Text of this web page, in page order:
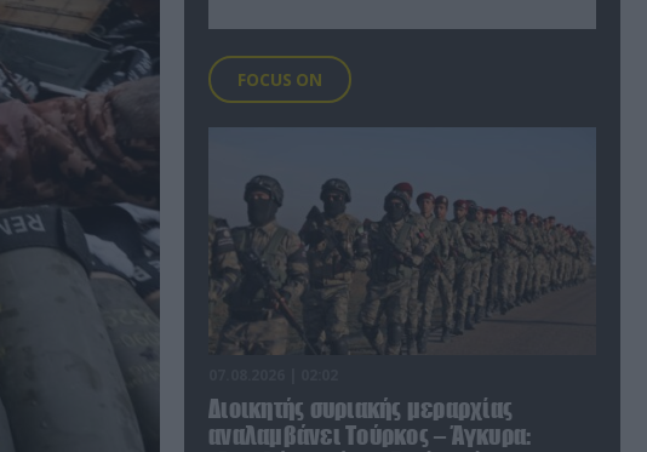
FOCUS ON
Διοικητής συριακής μεραρχίας
αναλαμβάνει Τούρκος – Άγκυρα: